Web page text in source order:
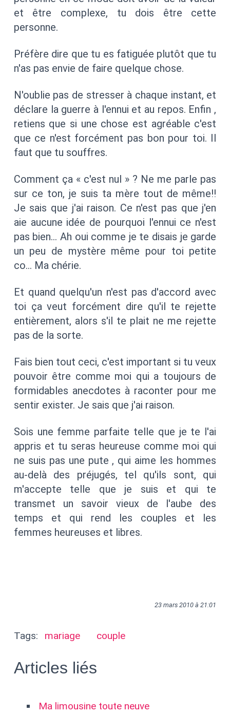
et être complexe, tu dois être cette
personne.
Préfère dire que tu es fatiguée plutôt que tu
n'as pas envie de faire quelque chose.
N'oublie pas de stresser à chaque instant, et
déclare la guerre à l'ennui et au repos. Enfin ,
retiens que si une chose est agréable c'est
que ce n'est forcément pas bon pour toi. Il
faut que tu souffres.
Comment ça « c'est nul » ? Ne me parle pas
sur ce ton, je suis ta mère tout de même!!
Je sais que j'ai raison. Ce n'est pas que j'en
aie aucune idée de pourquoi l'ennui ce n'est
pas bien… Ah oui comme je te disais je garde
un peu de mystère même pour toi petite
co… Ma chérie.
Et quand quelqu'un n'est pas d'accord avec
toi ça veut forcément dire qu'il te rejette
entièrement, alors s'il te plait ne me rejette
pas de la sorte.
Fais bien tout ceci, c'est important si tu veux
pouvoir être comme moi qui a toujours de
formidables anecdotes à raconter pour me
sentir exister. Je sais que j'ai raison.
Sois une femme parfaite telle que je te l'ai
appris et tu seras heureuse comme moi qui
ne suis pas une pute , qui aime les hommes
au-delà des préjugés, tel qu'ils sont, qui
m'accepte telle que je suis et qui te
transmet un savoir vieux de l'aube des
temps et qui rend les couples et les
femmes heureuses et libres.
23 mars 2010 à 21:01
Tags: mariage couple
Articles liés
Ma limousine toute neuve